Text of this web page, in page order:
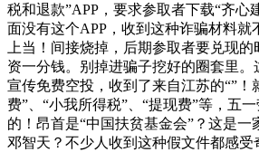
税和退款”APP，要求参取者下载“齐心
面没有这个APP，收到这种诈骗材料就
上当！间接烧掉，后期参取者要兑现
资一分钱。别掉进骗子挖好的圈套里。
宣传免费空投，收到了来自江苏的“”！
费”、“小我所得税”、“提现费”等，五
的！昂首是“中国扶贫基金会”？这是一
邓智天？不少人收到这种假文件都感受